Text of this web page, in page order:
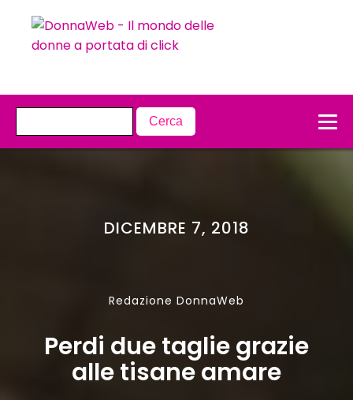
DICEMBRE 7, 2018
Redazione DonnaWeb
Perdi due taglie grazie
alle tisane amare